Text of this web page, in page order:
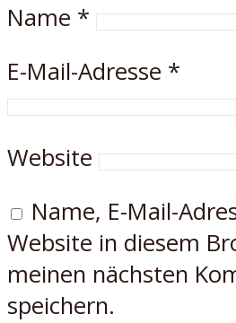
Name *
E-Mail-Adresse *
Website
Name, E-Mail-
Website in diesem
meinen nächsten
speichern.